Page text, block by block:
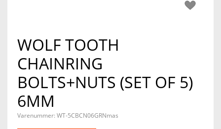
WOLF TOOTH
CHAINRING
BOLTS+NUTS (SET OF 5)
6MM
Varenummer: WT-5CBCN06GRNmas